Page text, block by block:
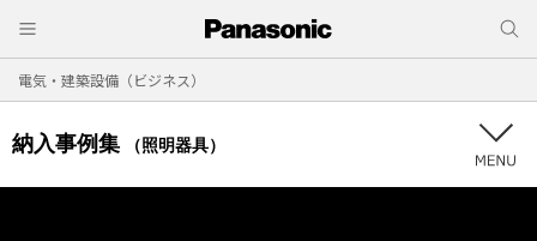
電気・建築設備（ビジネス）
納入事例集 （照明器具）